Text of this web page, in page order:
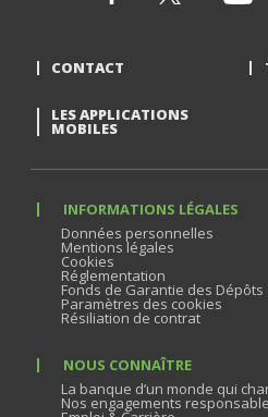
CONTACT
LES APPLICATIONS
MOBILES
INFORMATIONS LÉGALES
Données personnelles
Mentions légales
Cookies
Réglementation
Fonds de Garantie des
Paramètres des cookies
Résiliation de contrat
NOUS CONNAÎTRE
La banque d’un monde qui
Nos engagements